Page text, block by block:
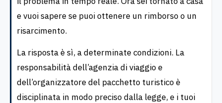
e vuoi sapere se puoi ottenere un rimborso o un
risarcimento.
La risposta è sì, a determinate condizioni. La
responsabilità dell’agenzia di viaggio e
dell’organizzatore del pacchetto turistico è
disciplinata in modo preciso dalla legge, e i tuoi